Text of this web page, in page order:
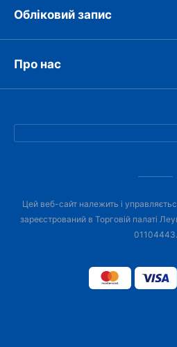
Обліковий запис
Про нас
Цей веб-сайт належить і
зареєстрований в Торговій палаті
01104443.